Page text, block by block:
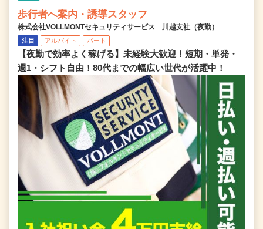
歩行者へ案内・誘導スタッフ
株式会社VOLLMONTセキュリティサービス 川越支社（夜勤）
注目 アルバイト パート
【夜勤で効率よく稼げる】未経験大歓迎！短期・単発・
週1・シフト自由！80代までの幅広い世代が活躍中！